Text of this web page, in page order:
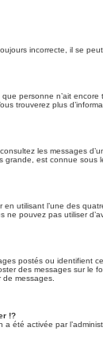
incorrecte, il se
personne n’ait
trouverez plus
les messages
est connue sous
utilisant l’une des
pouvez pas utiliser
postés ou
des messages sur
messages.
!?
été activée par